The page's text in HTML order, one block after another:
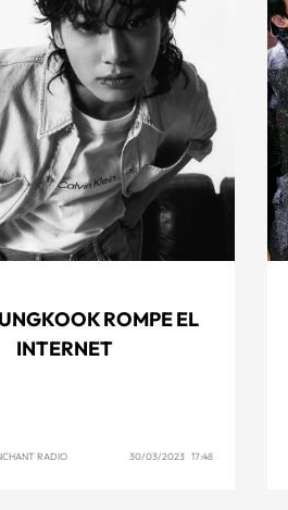
ROMPE EL
INTERNET
RADIO 30/03/2023 17:48